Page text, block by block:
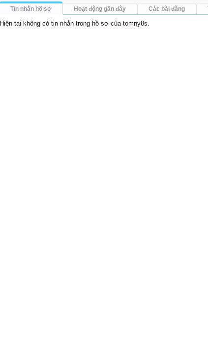
Tin nhắn hồ sơ Hoạt động gần đây Các bài đăng
Hiện tại không có tin nhắn trong hồ sơ của tomny8s.